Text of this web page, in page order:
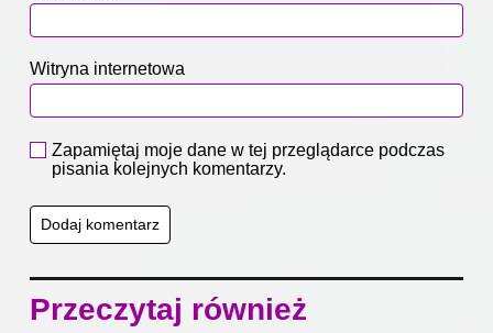
Witryna internetowa
Zapamiętaj moje dane w tej przeglądarce podczas
pisania kolejnych komentarzy.
Przeczytaj również